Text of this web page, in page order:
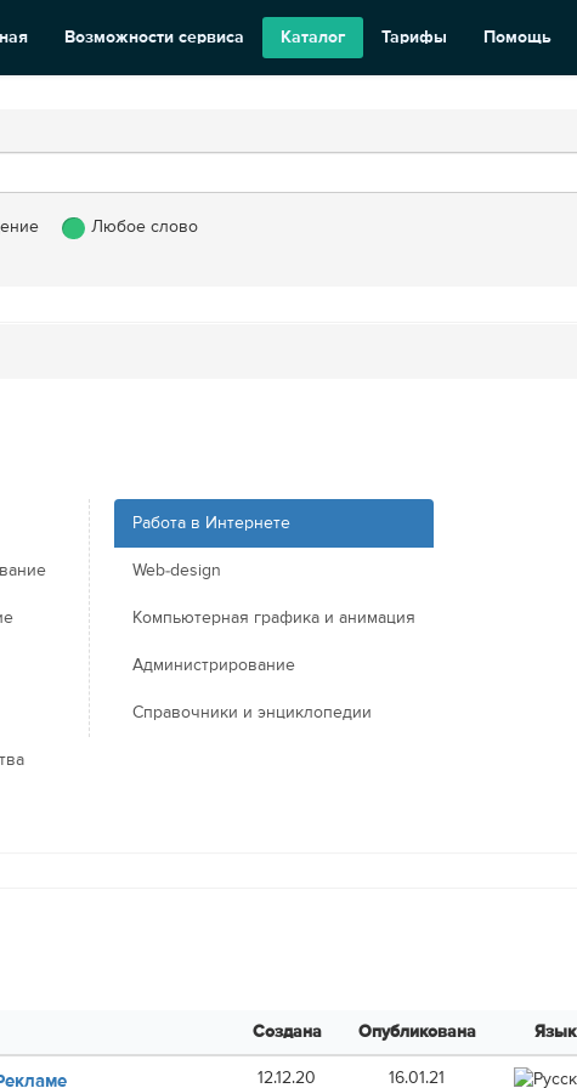
Возможности сервиса Каталог Тарифы Помощь
Любое слово
Работа в Интернете
Web-design
Компьютерная графика и анимация
Администрирование
Справочники и энциклопедии
Создана Опубликована Язык
12.12.20 16.01.21